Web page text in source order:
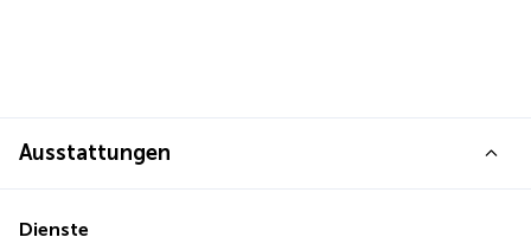
Ausstattungen
Dienste